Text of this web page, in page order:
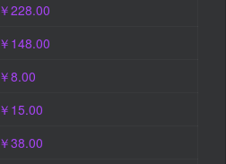
￥228.00
￥148.00
￥8.00
￥15.00
￥38.00